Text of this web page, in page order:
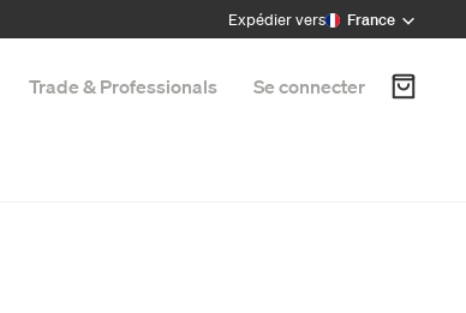
Expédier vers France
Trade & Professionals Se connecter